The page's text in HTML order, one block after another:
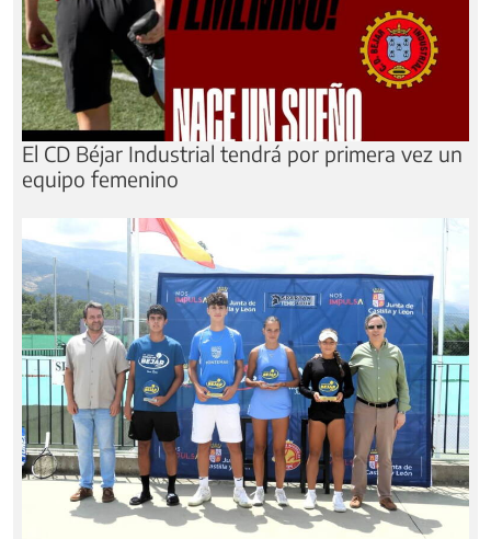
El CD Béjar Industrial tendrá por primera vez un
equipo femenino